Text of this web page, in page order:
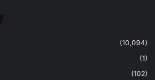
(10,094)
(1)
(102)